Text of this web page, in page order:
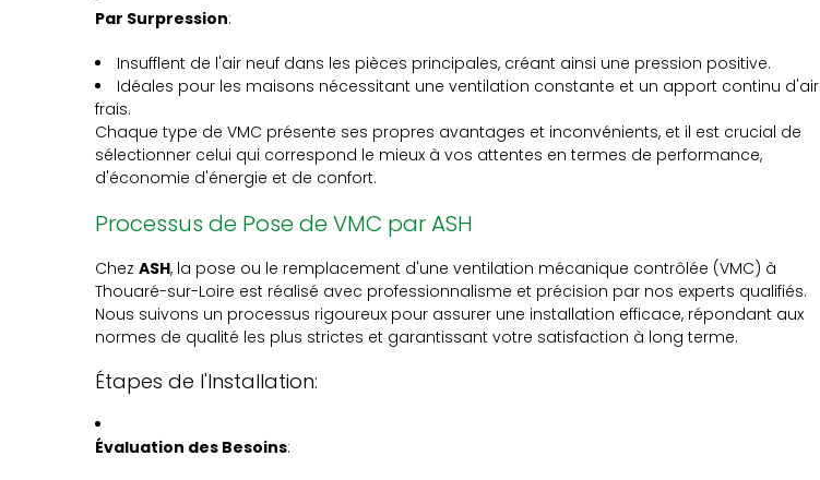
Par Surpression:
Insufflent de l'air neuf dans les pièces principales, créant ainsi une pression positive.
Idéales pour les maisons nécessitant une ventilation constante et un apport continu d'air
frais.
Chaque type de VMC présente ses propres avantages et inconvénients, et il est crucial de
sélectionner celui qui correspond le mieux à vos attentes en termes de performance,
d'économie d'énergie et de confort.
Processus de Pose de VMC par ASH
Chez ASH, la pose ou le remplacement d'une ventilation mécanique contrôlée (VMC) à
Thouaré-sur-Loire est réalisé avec professionnalisme et précision par nos experts qualifiés.
Nous suivons un processus rigoureux pour assurer une installation efficace, répondant aux
normes de qualité les plus strictes et garantissant votre satisfaction à long terme.
Étapes de l'Installation:
Évaluation des Besoins: